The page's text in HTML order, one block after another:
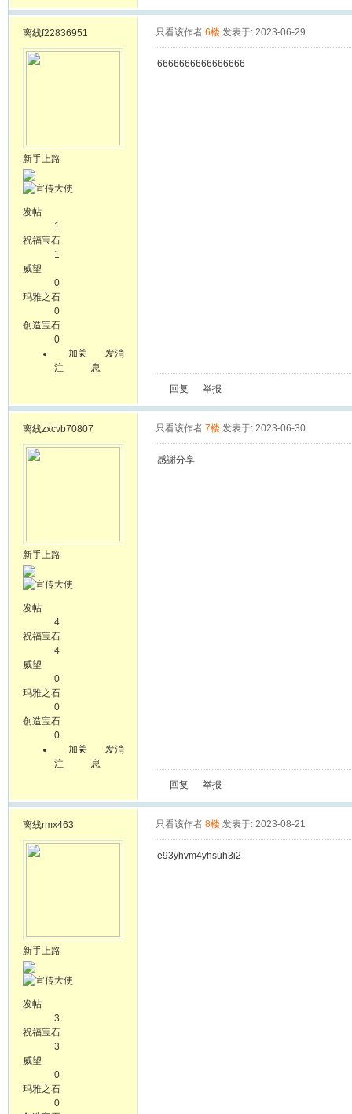
离线f22836951
新手上路
发帖
1
祝福宝石
1
威望
0
玛雅之石
0
创造宝石
0
加关
注
发消
息
只看该作者 6楼 发表于: 2023-06-29
6666666666666666
回复 举报
离线zxcvb70807
新手上路
发帖
4
祝福宝石
4
威望
0
玛雅之石
0
创造宝石
0
加关
注
发消
息
只看该作者 7楼 发表于: 2023-06-30
感謝分享
回复 举报
离线rmx463
新手上路
发帖
3
祝福宝石
3
威望
0
玛雅之石
0
只看该作者 8楼 发表于: 2023-08-21
e93yhvm4yhsuh3i2